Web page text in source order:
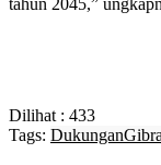
Dilihat : 433
Tags: Dukungan